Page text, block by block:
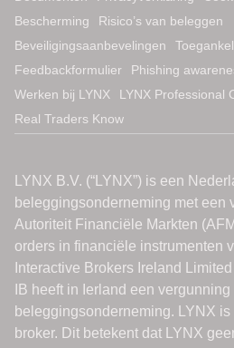
Bescherming
Risico’s van beleggen
Beveiligingsaanbevelingen
Feedbackformulier
Phishing
Werken bij LYNX
LYNX Professional
Real Traders Know